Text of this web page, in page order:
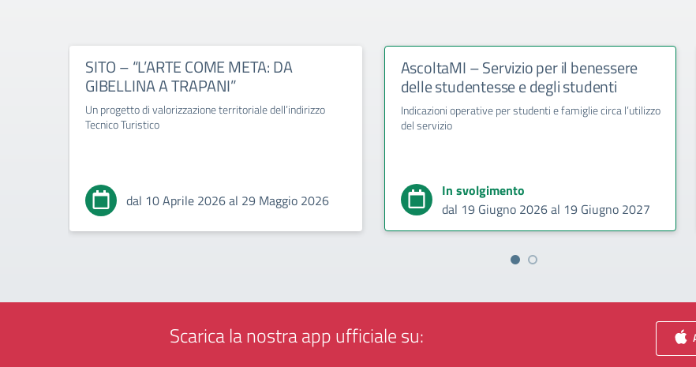
SITO – “L’ARTE COME META: DA
GIBELLINA A TRAPANI”
Un progetto di valorizzazione territoriale dell’indirizzo
Tecnico Turistico
dal 10 Aprile 2026 al 29 Maggio 2026
AscoltaMI – Servizio per il benessere
delle studentesse e degli studenti
Indicazioni operative per studenti e famiglie circa l’utilizzo
del servizio
In svolgimento
dal 19 Giugno 2026 al 19 Giugno 2027
Scarica la nostra app ufficiale su: